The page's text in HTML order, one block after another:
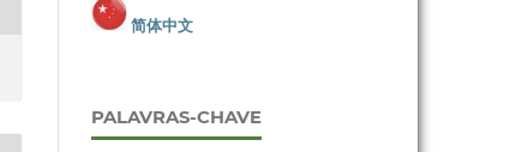
简体中文
PALAVRAS-CHAVE